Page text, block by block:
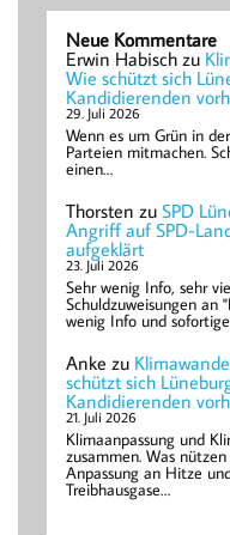
Neue Kommentare
Erwin Habisch zu
Wie schützt sich
Kandidierenden
29. Juli 2026
Wenn es um Grün in
Parteien mitmachen.
einen…
Thorsten zuSPD
Angriff auf SPD-
aufgeklärt
23. Juli 2026
Sehr wenig Info, sehr
Schuldzuweisungen an
wenig Info und
Anke zu
schützt sich
Kandidierenden
21. Juli 2026
Klimaanpassung und
zusammen. Was
Anpassung an Hitze
Treibhausgase…